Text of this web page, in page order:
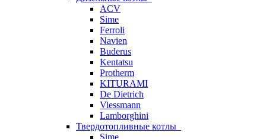
ACV
Sime
Ferroli
Navien
Buderus
Kentatsu
Protherm
KITURAMI
De Dietrich
Viessmann
Lamborghini
Твердотопливные котлы
Sime